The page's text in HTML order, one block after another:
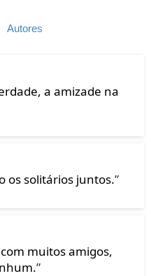
Autores
a amizade na
os solitários juntos.”
muitos amigos,
”